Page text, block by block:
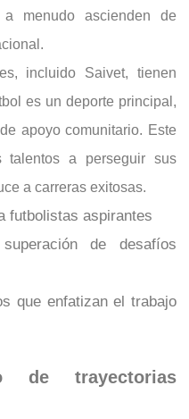
a menudo ascienden de
incluido Saivet, tienen
es un deporte principal,
apoyo comunitario. Este
talentos a perseguir sus
a carreras exitosas.
futbolistas aspirantes
de desafíos
que enfatizan el trabajo
de trayectorias